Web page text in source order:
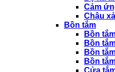
Cảm
Chậu xả
Bồn tắm
Bồn
Bồn
Bồn
Bồn